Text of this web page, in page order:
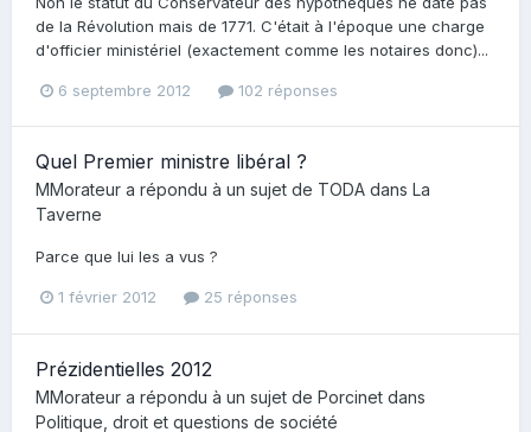
de la Révolution mais de 1771. C'était à l'époque une charge
d'officier ministériel (exactement comme les notaires donc)...
6 septembre 2012 102 réponses
Quel Premier ministre libéral ?
MMorateur a répondu à un sujet de TODA dans La
Taverne
Parce que lui les a vus ?
1 février 2012 25 réponses
Prézidentielles 2012
MMorateur a répondu à un sujet de Porcinet dans
Politique, droit et questions de société